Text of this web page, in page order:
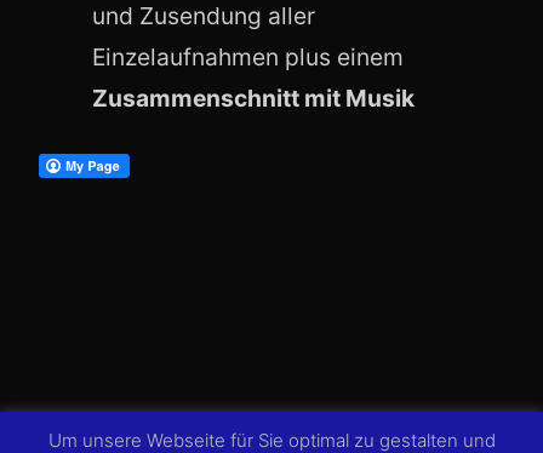
und Zusendung aller
Einzelaufnahmen plus einem
Zusammenschnitt mit Musik
Um unsere Webseite für Sie optimal zu gestalten und